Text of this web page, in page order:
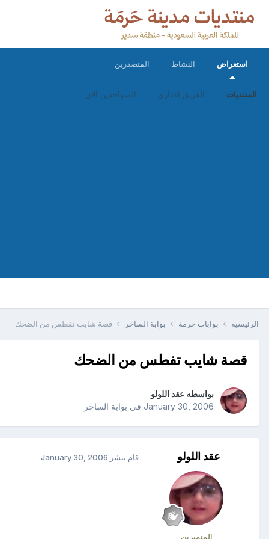
استعراض
المنتديات الفريق الاداري المتواجدين الان
النشاط المتصدرين
الرئيسيه بوابات حرمة بوابة الساخر قصة شايب تفطس من الضحك
قصة شايب تفطس من الضحك
بواسطه عقد اللولو
January 30, 2006 في بوابة الساخر
عقد اللولو
المتميزين
قام بنشر January 30, 2006